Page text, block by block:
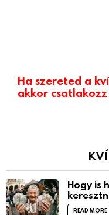
Ha szereted a
akkor
Hogy is
READ MORE